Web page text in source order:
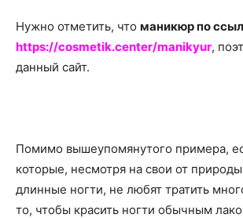
Нужно отметить, что маникюр по
https://cosmetik.center/manikyur,
данный сайт.
Помимо вышеупомянутого примера,
которые, несмотря на свои от
длинные ногти, не любят тратить
то, чтобы красить ногти обычным